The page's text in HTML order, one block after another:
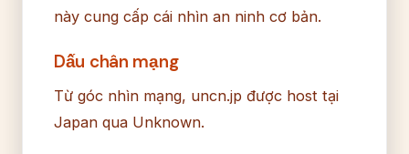
này cung cấp cái nhìn an ninh cơ bản.
Dấu chân mạng
Từ góc nhìn mạng, uncn.jp được host tại
Japan qua Unknown.